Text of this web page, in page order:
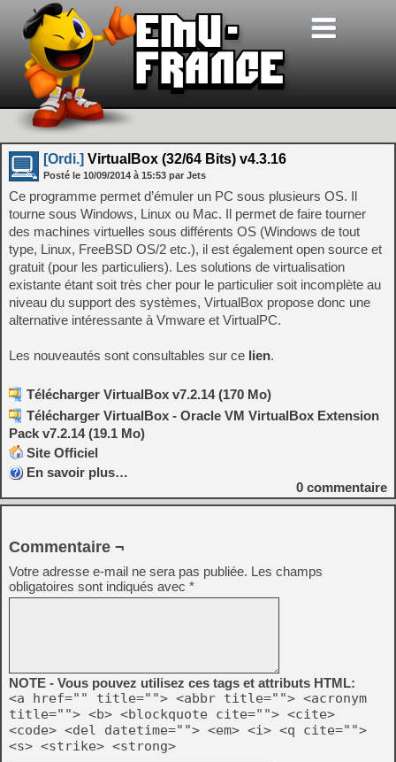
[Ordi.] VirtualBox (32/64 Bits) v4.3.16
Posté le 10/09/2014 à 15:53 par Jets
Ce programme permet d’émuler un PC sous plusieurs OS. Il
tourne sous Windows, Linux ou Mac. Il permet de faire tourner
des machines virtuelles sous différents OS (Windows de tout
type, Linux, FreeBSD OS/2 etc.), il est également open source et
gratuit (pour les particuliers). Les solutions de virtualisation
existante étant soit très cher pour le particulier soit incomplète au
niveau du support des systèmes, VirtualBox propose donc une
alternative intéressante à Vmware et VirtualPC.
Les nouveautés sont consultables sur ce lien.
Télécharger VirtualBox v7.2.14 (170 Mo)
Télécharger VirtualBox - Oracle VM VirtualBox Extension
Pack v7.2.14 (19.1 Mo)
Site Officiel
En savoir plus…
0 commentaire
Commentaire ¬
Votre adresse e-mail ne sera pas publiée. Les champs
obligatoires sont indiqués avec *
NOTE - Vous pouvez utilisez ces tags et attributs HTML:
<a href="" title=""> <abbr title=""> <acronym
title=""> <b> <blockquote cite=""> <cite>
<code> <del datetime=""> <em> <i> <q cite="">
<s> <strike> <strong>